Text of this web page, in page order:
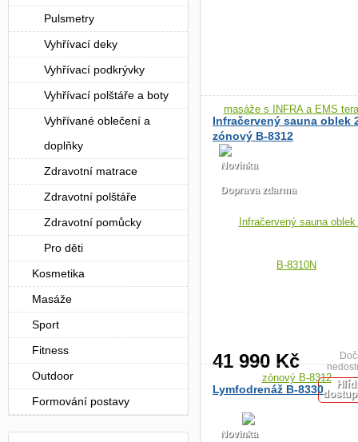
41 990 Kč
Infračervený sauna oblek
zónový B-8312
Novinka
Doprava zdarma
Lymfodrenáž B-8330
Novinka
Pulsmetry
Vyhřívací deky
Vyhřívací podkrývky
Vyhřívací polštáře a boty
Vyhřívané oblečení a
doplňky
Zdravotní matrace
Zdravotní polštáře
Zdravotní pomůcky
Pro děti
Kosmetika
Masáže
Sport
Fitness
Outdoor
Formování postavy